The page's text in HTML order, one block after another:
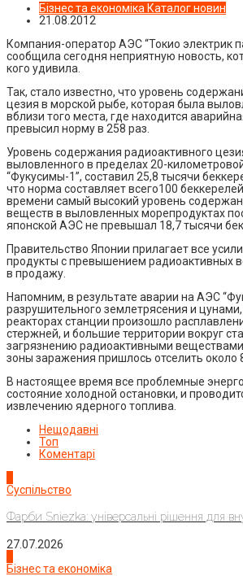
Бізнес та економіка Каталог новин
21.08.2012
Компания-оператор АЭС “Токио электрик
сообщила сегодня неприятную новость,
кого удивила.
Так, стало известно, что уровень
цезия в морской рыбе, которая была
вблизи того места, где находится
превысил норму в 258 раз.
Уровень содержания радиоактивного
выловленного в пределах 20-
“Фукусимы-1”, составил 25,8 тысячи
что норма составляет всего100
времени самый высокий уровень
веществ в выловленных морепродуктах
японской АЭС не превышал 18,7 тысячи
Правительство Японии прилагает все
продукты с превышением радиоактивных
в продажу.
Напомним, в результате аварии на АЭС
разрушительного землетрясения и цунами,
реакторах станции произошло
стержней, и большие территории вокруг
загрязнению радиоактивными
зоны заражения пришлось отселить около
В настоящее время все проблемные
состояние холодной остановки, и
извлечению ядерного топлива.
Нещодавні
Топ
Коментарі
Суспільство
Фарби Sniezka: універсальні рішення для
27.07.2026
Бізнес та економіка